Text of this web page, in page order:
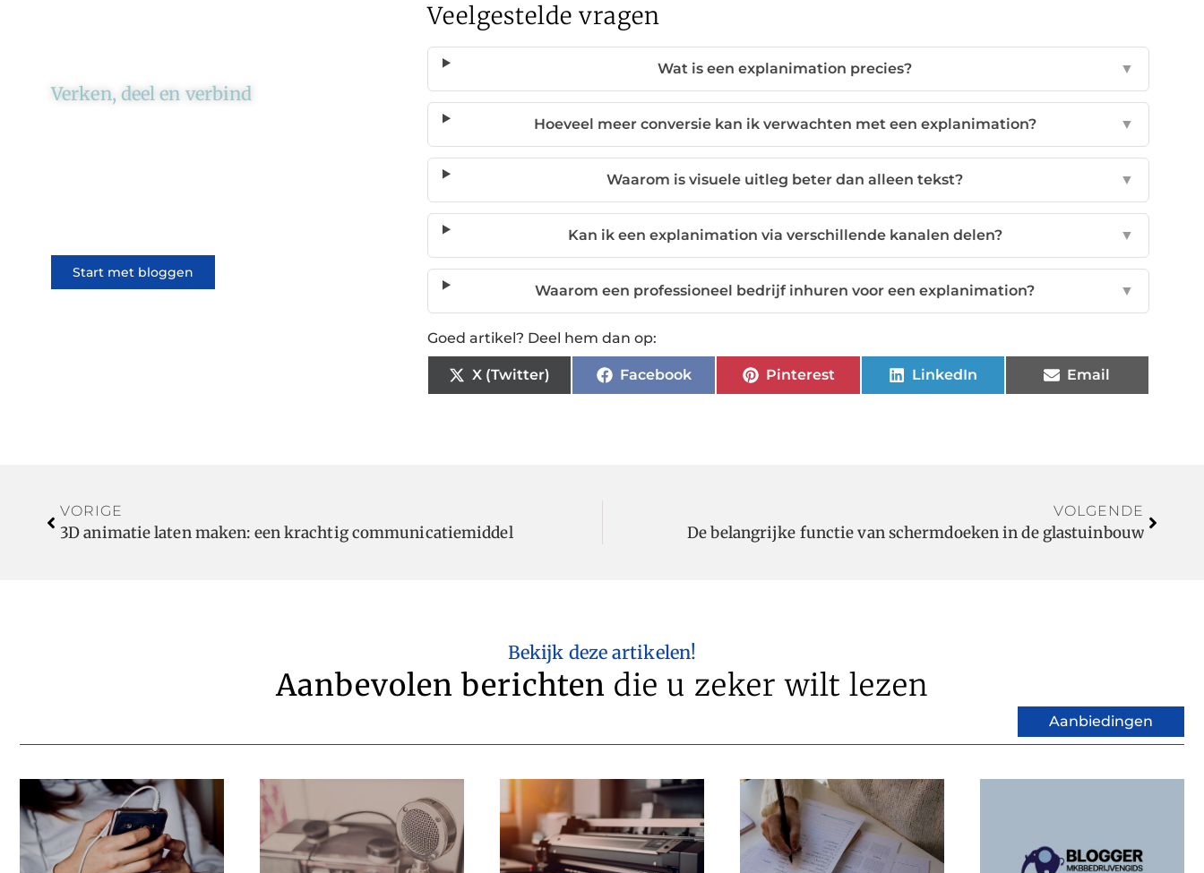
Verken, deel en verbind
Start met bloggen
Veelgestelde vragen
Wat is een explanimation precies? ▼
Hoeveel meer conversie kan ik verwachten met een explanimation? ▼
Waarom is visuele uitleg beter dan alleen tekst? ▼
Kan ik een explanimation via verschillende kanalen delen? ▼
Waarom een professioneel bedrijf inhuren voor een explanimation? ▼
Goed artikel? Deel hem dan op:
X (Twitter) Facebook Pinterest LinkedIn Email
VORIGE
3D animatie laten maken: een krachtig communicatiemiddel
VOLGENDE
De belangrijke functie van schermdoeken in de glastuinbouw
Bekijk deze artikelen!
Aanbevolen berichten die u zeker wilt lezen
Aanbiedingen